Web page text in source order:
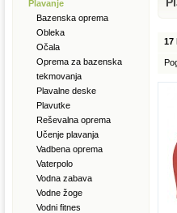
Plavanje
Bazenska oprema
Obleka
Očala
Oprema za bazenska
tekmovanja
Plavalne deske
Plavutke
Reševalna oprema
Učenje plavanja
Vadbena oprema
Vaterpolo
Vodna zabava
Vodne žoge
Vodni fitnes
17